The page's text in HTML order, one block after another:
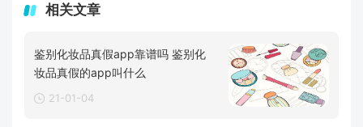
相关文章
鉴别化妆品真假app靠谱吗 鉴别化
妆品真假的app叫什么
21-01-04